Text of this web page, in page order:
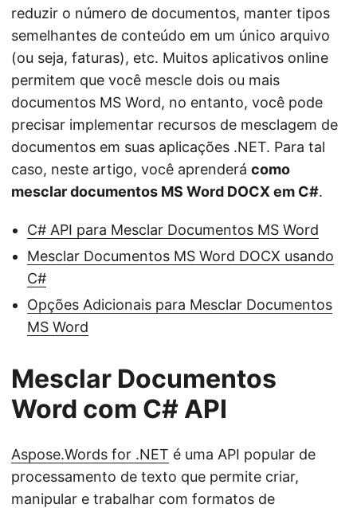
ã
o
reduzir o número de documentos, manter tipos
semelhantes de conteúdo em um único arquivo
(ou seja, faturas), etc. Muitos aplicativos online
permitem que você mescle dois ou mais
documentos MS Word, no entanto, você pode
precisar implementar recursos de mesclagem de
documentos em suas aplicações .NET. Para tal
caso, neste artigo, você aprenderá como
mesclar documentos MS Word DOCX em C#.
C# API para Mesclar Documentos MS Word
Mesclar Documentos MS Word DOCX usando
C#
Opções Adicionais para Mesclar Documentos
MS Word
Mesclar Documentos
Word com C# API
Aspose.Words for .NET é uma API popular de
processamento de texto que permite criar,
manipular e trabalhar com formatos de